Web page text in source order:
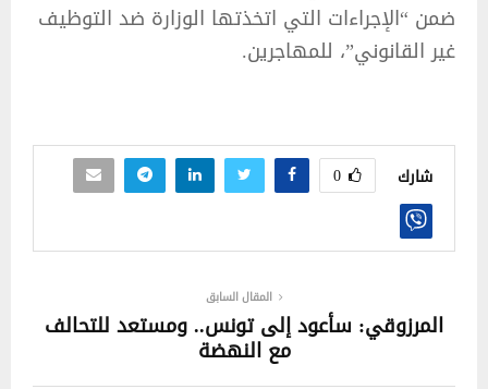
ضمن “الإجراءات التي اتخذتها الوزارة ضد التوظيف
غير القانوني”، للمهاجرين.
شارك 0
المقال السابق
المرزوقي: سأعود إلى تونس.. ومستعد للتحالف
مع النهضة